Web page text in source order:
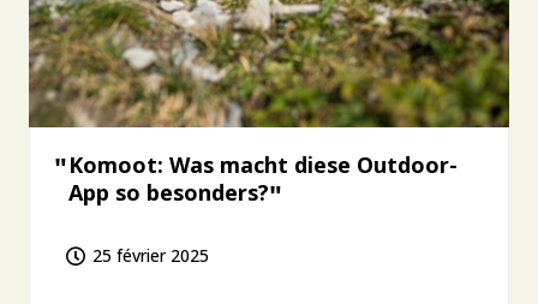
Komoot: Was macht diese Outdoor-
App so besonders?
25 février 2025